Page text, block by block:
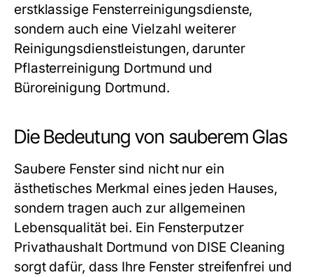
erstklassige Fensterreinigungsdienste,
sondern auch eine Vielzahl weiterer
Reinigungsdienstleistungen, darunter
Pflasterreinigung Dortmund und
Büroreinigung Dortmund.
Die Bedeutung von sauberem Glas
Saubere Fenster sind nicht nur ein
ästhetisches Merkmal eines jeden Hauses,
sondern tragen auch zur allgemeinen
Lebensqualität bei. Ein Fensterputzer
Privathaushalt Dortmund von DISE Cleaning
sorgt dafür, dass Ihre Fenster streifenfrei und